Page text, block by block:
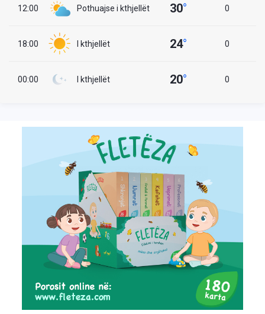
12:00 Pothuajse i kthjellët 30° 0
18:00 I kthjellët 24° 0
00:00 I kthjellët 20° 0